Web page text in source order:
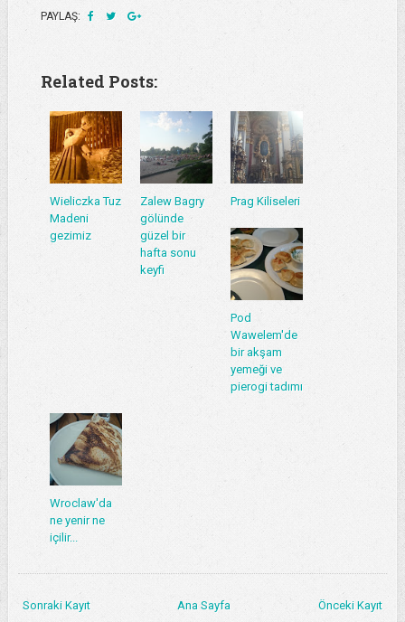
PAYLAŞ:
Related Posts:
Wieliczka Tuz
Madeni
gezimiz
Zalew Bagry
gölünde
güzel bir
hafta sonu
keyfi
Prag Kiliseleri
Pod
Wawelem'de
bir akşam
yemeği ve
pierogi tadımı
Wroclaw'da
ne yenir ne
içilir...
Sonraki Kayıt Önceki Kayıt
Ana Sayfa